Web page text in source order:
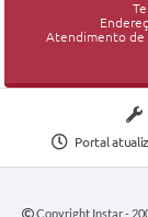
Atendimento de
Portal
Copyright Instar -